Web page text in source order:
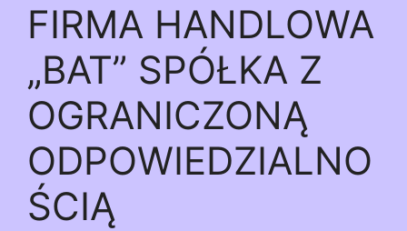
FIRMA HANDLOWA
„BAT” SPÓŁKA Z
OGRANICZONĄ
ODPOWIEDZIALNO
ŚCIĄ